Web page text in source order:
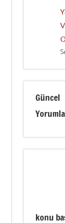
Güncel
konu